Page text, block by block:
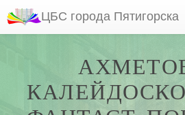
ЦБС города Пятигорска